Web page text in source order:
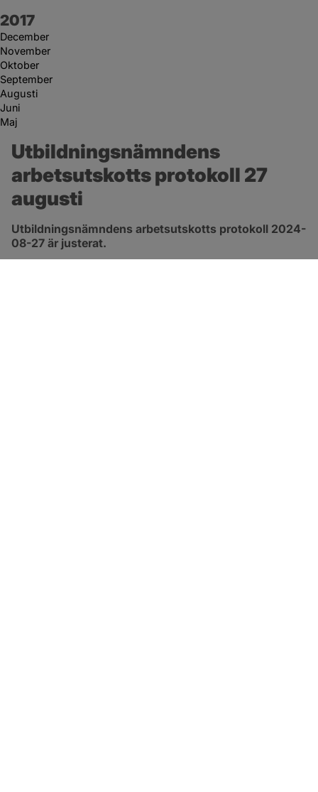
År:
2017
December
November
Oktober
September
Augusti
Juni
Maj
Utbildningsnämndens
arbetsutskotts protokoll 27
augusti
Utbildningsnämndens arbetsutskotts protokoll 2024-
08-27 är justerat.